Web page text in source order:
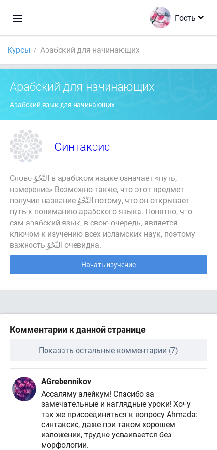
Гость
Курсы Арабский для начинающих
Арабский для начинающих
Арабский язык для начинающих
Синтаксис
Слово النَّحْوُ в арабском языке означает «путь,
намерение» Возможно также, что этот предмет
получил название النَّحْوُ потому, что он открывает
путь к пониманию арабского языка. Понятно, что
сам арабский язык, в свою очередь, является
ключом к изучению всех исламских наук, поэтому
важность النَّحْوُ очевидна.
Начать изучение
Комментарии к данной странице
Показать остальные комментарии (7)
AGrebennikov
Ассаляму алейкум! Спасибо за
замечательные и наглядные уроки! Хочу
так же присоединиться к вопросу Ahmada:
синтаксис, даже при таком хорошем
изложении, трудно усваивается без
морфологии.